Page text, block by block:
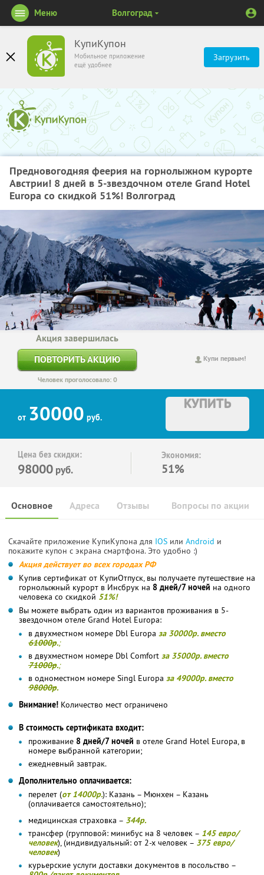
КупиКупон
Мобильное приложение
ещё удобнее
Загрузить
Меню Волгоград
Предновогодняя феерия на горнолыжном курорте
Австрии! 8 дней в 5-звездочном отеле Grand Hotel
Europa со скидкой 51%! Волгоград
Купи первым!
Акция завершилась
ПОВТОРИТЬ АКЦИЮ
Человек проголосовало: 0
от 30000 руб.
КУПИТЬ
Цена без скидки:
98000 руб.
Экономия:
51%
Основное Отзывы Вопросы по акции
Адреса
Скачайте приложение КупиКупона для IOS или Android и
покажите купон с экрана смартфона. Это удобно :)
Акция действует во всех городах РФ
Купив сертификат от КупиОтпуск, вы получаете путешествие на
горнолыжный курорт в Инсбрук на 8 дней/7 ночей на одного
человека со скидкой 51%!
Вы можете выбрать один из вариантов проживания в 5-
звездочном отеле Grand Hotel Europa:
в двухместном номере Dbl Europa за 30000р. вместо
61000р.;
в двухместном номере Dbl Comfort за 35000р. вместо
71000р.;
в одноместном номере Singl Europa за 49000р. вместо
98000р.
Внимание! Количество мест ограничено
В стоимость сертификата входит:
проживание 8 дней/7 ночей в отеле Grand Hotel Europa, в
номере выбранной категории;
ежедневный завтрак.
Дополнительно оплачивается:
перелет (от 14000р.): Казань – Мюнхен – Казань
(оплачивается самостоятельно);
медицинская страховка – 344р.
трансфер (групповой: минибус на 8 человек – 145 евро/
человек), (индивидуальный: от 2-х человек – 375 евро/
человек)
курьерские услуги доставки документов в посольство –